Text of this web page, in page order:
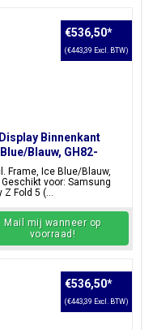
Binnenkant
Blauw, GH82-
Frame, Ice Blue/Blauw,
Geschikt voor: Samsung
Z Fold 5 (...
€536,50*
(€443,39 Excl. BTW)
Mail mij wanneer op
voorraad!
€536,50*
(€443,39 Excl. BTW)